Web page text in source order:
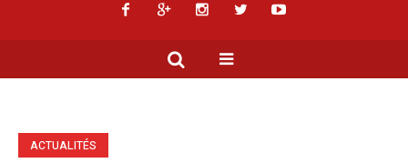
ACTUALITÉS